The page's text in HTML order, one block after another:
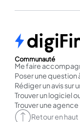
Communauté
Me faire
Poser une question
Rédiger un avis sur
Trouver un logiciel
Trouver une agence
Retour en haut